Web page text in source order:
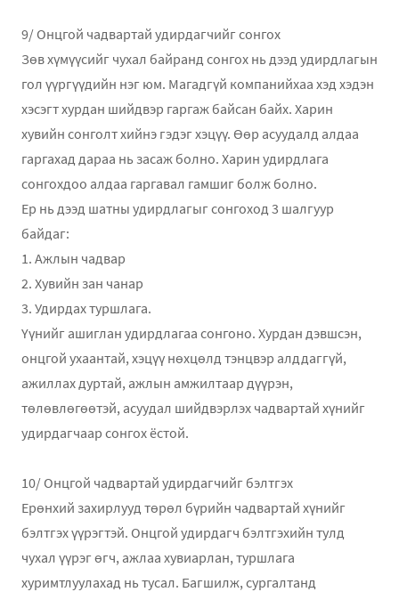
9/ Онцгой чадвартай удирдагчийг сонгох
Зөв хүмүүсийг чухал байранд сонгох нь дээд удирдлагын
гол үүргүүдийн нэг юм. Магадгүй компанийхаа хэд хэдэн
хэсэгт хурдан шийдвэр гаргаж байсан байх. Харин
хувийн сонголт хийнэ гэдэг хэцүү. Өөр асуудалд алдаа
гаргахад дараа нь засаж болно. Харин удирдлага
сонгохдоо алдаа гаргавал гамшиг болж болно.
Ер нь дээд шатны удирдлагыг сонгоход 3 шалгуур
байдаг:
1. Ажлын чадвар
2. Хувийн зан чанар
3. Удирдах туршлага.
Үүнийг ашиглан удирдлагаа сонгоно. Хурдан дэвшсэн,
онцгой ухаантай, хэцүү нөхцөлд тэнцвэр алддаггүй,
ажиллах дуртай, ажлын амжилтаар дүүрэн,
төлөвлөгөөтэй, асуудал шийдвэрлэх чадвартай хүнийг
удирдагчаар сонгох ёстой.
10/ Онцгой чадвартай удирдагчийг бэлтгэх
Ерөнхий захирлууд төрөл бүрийн чадвартай хүнийг
бэлтгэх үүрэгтэй. Онцгой удирдагч бэлтгэхийн тулд
чухал үүрэг өгч, ажлаа хувиарлан, туршлага
хуримтлуулахад нь тусал. Багшилж, сургалтанд